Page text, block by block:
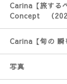
Carina【旅す
Concept （
Carina【旬の 瞬
写真